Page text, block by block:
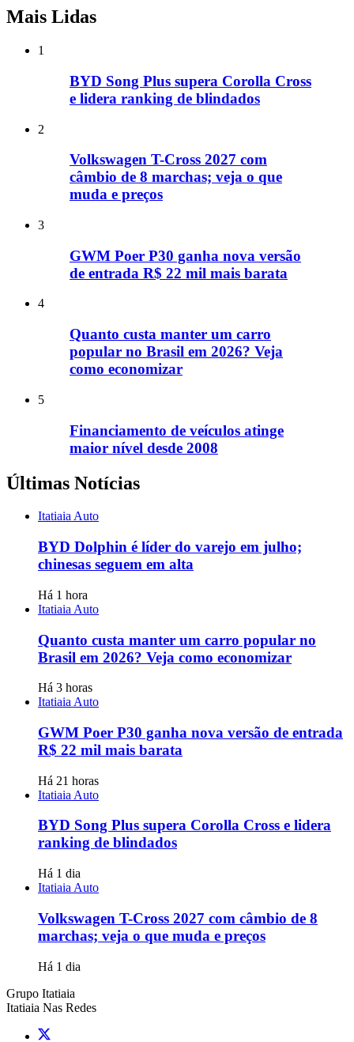
Mais Lidas
1
BYD Song Plus supera Corolla Cross
e lidera ranking de blindados
2
Volkswagen T-Cross 2027 com
câmbio de 8 marchas; veja o que
muda e preços
3
GWM Poer P30 ganha nova versão
de entrada R$ 22 mil mais barata
4
Quanto custa manter um carro
popular no Brasil em 2026? Veja
como economizar
5
Financiamento de veículos atinge
maior nível desde 2008
Últimas Notícias
Itatiaia Auto
BYD Dolphin é líder do varejo em julho;
chinesas seguem em alta
Há 1 hora
Itatiaia Auto
Quanto custa manter um carro popular no
Brasil em 2026? Veja como economizar
Há 3 horas
Itatiaia Auto
GWM Poer P30 ganha nova versão de entrada
R$ 22 mil mais barata
Há 21 horas
Itatiaia Auto
BYD Song Plus supera Corolla Cross e lidera
ranking de blindados
Há 1 dia
Itatiaia Auto
Volkswagen T-Cross 2027 com câmbio de 8
marchas; veja o que muda e preços
Há 1 dia
Grupo Itatiaia
Itatiaia Nas Redes